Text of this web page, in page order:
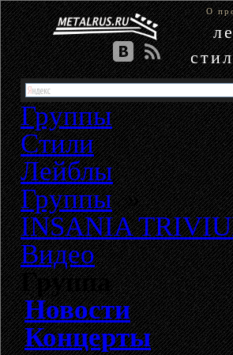
О
Группы
Стили
Лейблы
Группы»
INSANIA
Видео
Группа
Новости
Концерты